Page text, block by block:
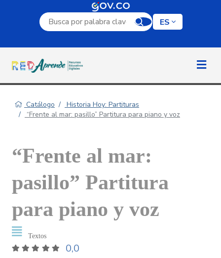
Campo de búsqueda por palabra clave
ES
Catálogo
Historia Hoy: Partituras
“Frente al mar: pasillo” Partitura para piano y voz
“Frente al mar:
pasillo” Partitura
para piano y voz
Textos
0,0